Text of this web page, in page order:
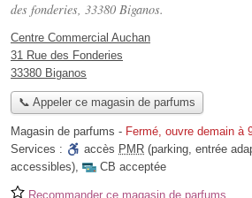
des fonderies, 33380 Biganos.
Centre Commercial Auchan
31 Rue des Fonderies
33380 Biganos
📞 Appeler ce magasin de parfums
Magasin de parfums - Fermé, ouvre demain à
Services :
accès PMR (parking, entrée
accessibles), CB acceptée
Recommander ce magasin de parfums